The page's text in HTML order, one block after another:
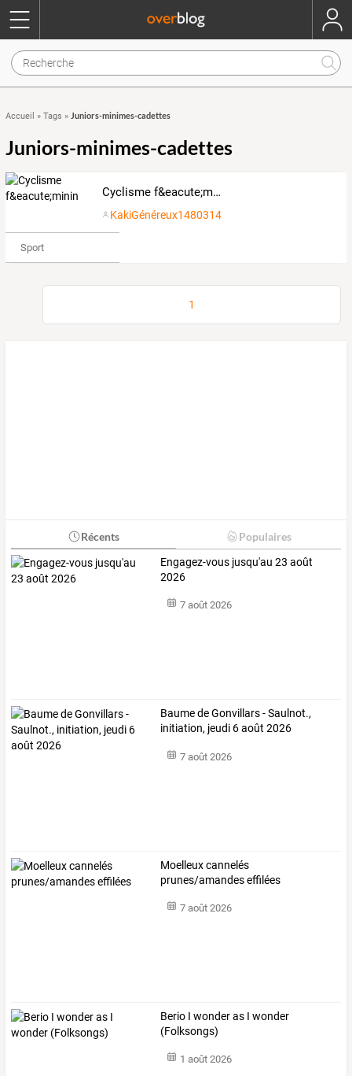
Accueil » Tags » Juniors-minimes-cadettes
Juniors-minimes-cadettes
Cyclisme f&eacute;minin
KakiGénéreux1480314
Sport
1
Récents Populaires
Engagez-vous jusqu'au 23 août
2026
7 août 2026
Baume de Gonvillars - Saulnot.,
initiation, jeudi 6 août 2026
7 août 2026
Moelleux cannelés
prunes/amandes effilées
7 août 2026
Berio I wonder as I wonder
(Folksongs)
1 août 2026